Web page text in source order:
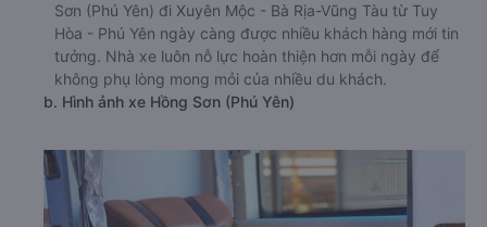
Sơn (Phú Yên) đi Xuyên Mộc - Bà Rịa-Vũng Tàu từ Tuy
Hòa - Phú Yên ngày càng được nhiều khách hàng mới tin
tưởng. Nhà xe luôn nỗ lực hoàn thiện hơn mỗi ngày để
không phụ lòng mong mỏi của nhiều du khách.
b. Hình ảnh xe Hồng Sơn (Phú Yên)